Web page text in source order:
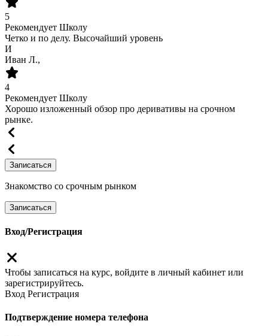
5
Рекомендует Школу
Четко и по делу. Высочайший уровень
И
Иван Л.,
4
Рекомендует Школу
Хорошо изложенный обзор про деривативы на срочном
рынке.
Записаться
Знакомство со срочным рынком
Записаться
Вход/Регистрация
Чтобы записаться на курс, войдите в личный кабинет или
зарегистрируйтесь.
Вход Регистрация
Подтверждение номера телефона